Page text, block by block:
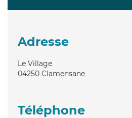
Adresse
Le Village
04250 Clamensane
Téléphone